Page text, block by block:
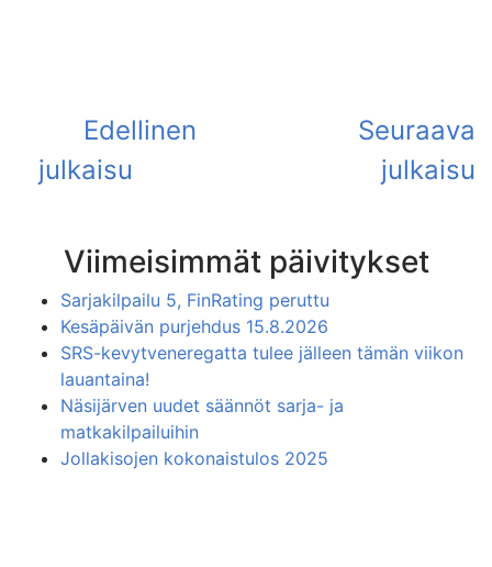
Viimeisimmät päivitykset
Sarjakilpailu 5, FinRating peruttu
Kesäpäivän purjehdus 15.8.2026
SRS-kevytveneregatta tulee jälleen tämän viikon
lauantaina!
Näsijärven uudet säännöt sarja- ja
matkakilpailuihin
Jollakisojen kokonaistulos 2025